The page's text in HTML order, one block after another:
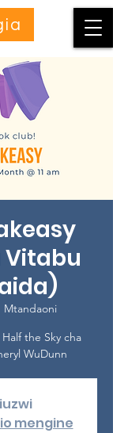
Vitabu
Mtandaoni
the Sky cha
WuDunn
mengine